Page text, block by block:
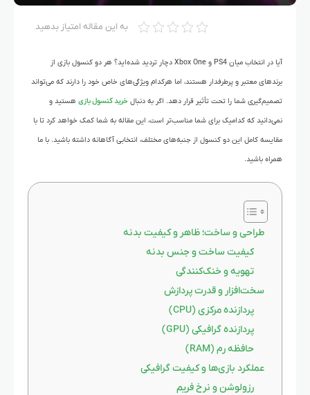
به این مقاله امتیاز بدهید
آیا در انتخاب میان PS4 و Xbox One دچار تردید شده‌اید؟ هر دو کنسول بازی از
برندهای معتبر و پرطرفدار هستند، اما هرکدام ویژگی‌های خاص خود را دارند که می‌تواند
تصمیم‌گیری شما را تحت تأثیر قرار دهد. اگر به دنبال خرید کنسول بازی هستید و
نمی‌دانید که کدامیک برای شما مناسب‌تر است، این مقاله به شما کمک خواهد کرد تا با
مقایسه کامل این دو کنسول از جنبه‌های مختلف، انتخابی آگاهانه داشته باشید. با ما
همراه باشید.
طراحی و ساخت؛ ظاهر و کیفیت بدنه
کیفیت ساخت و جنس بدنه
تهویه و خنک‌کنندگی
سخت‌افزار و قدرت پردازش
پردازنده مرکزی (CPU)
پردازنده گرافیکی (GPU)
حافظه رم (RAM)
عملکرد بازی‌ها و کیفیت گرافیکی
رزولوشن و نرخ فریم